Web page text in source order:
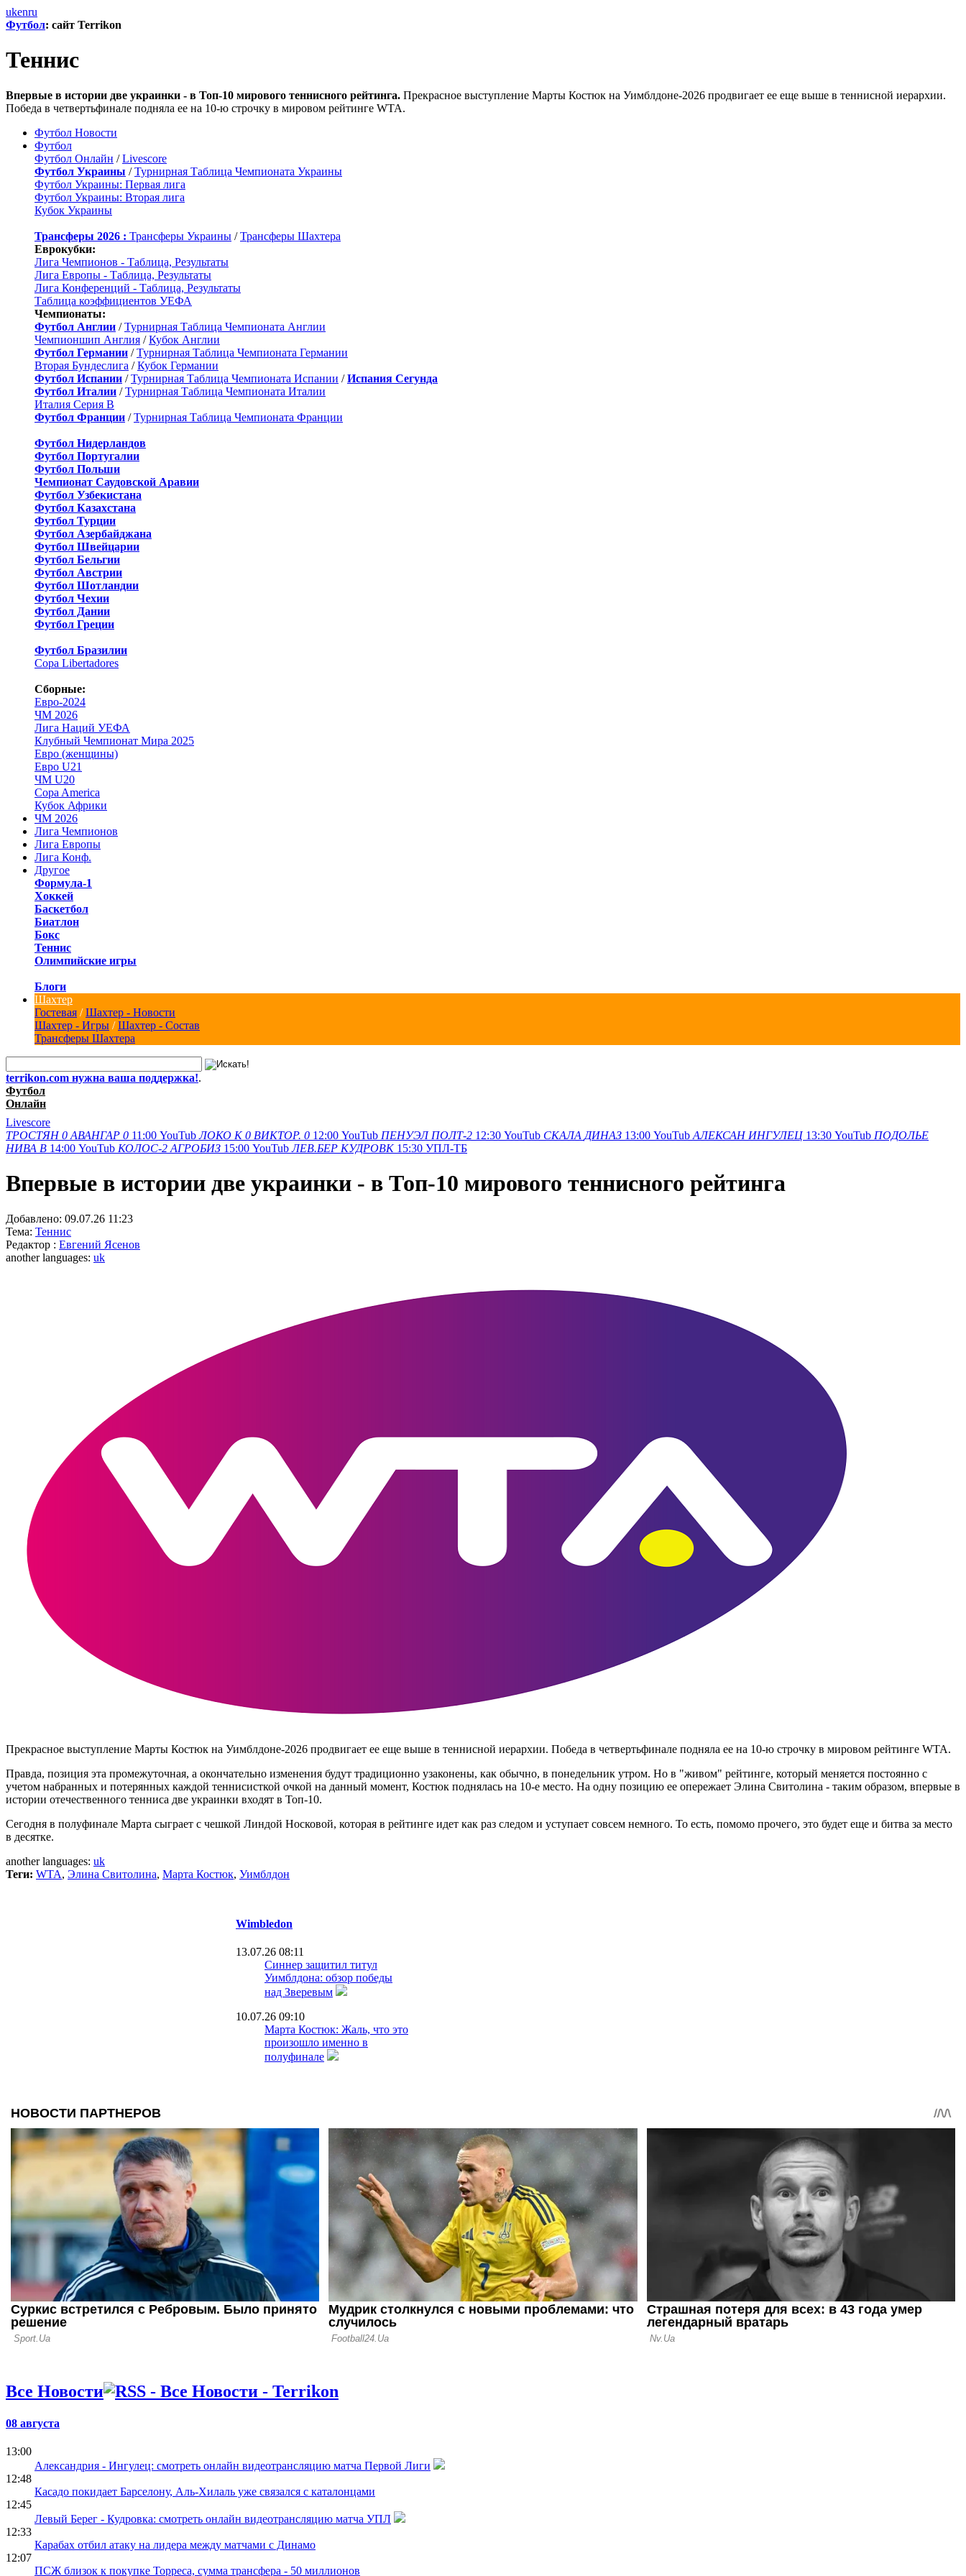
ukenru
Футбол: сайт Terrikon
Теннис
Впервые в истории две украинки - в Топ-10 мирового теннисного рейтинга. Прекрасное выступление Марты Костюк на Уимблдоне-2026 продвигает ее еще выше в теннисной иерархии.
Победа в четвертьфинале подняла ее на 10-ю строчку в мировом рейтинге WTA.
Футбол Новости
Футбол
Футбол Онлайн /Livescore
Футбол Украины /Турнирная Таблица Чемпионата Украины
Футбол Украины: Первая лига
Футбол Украины: Вторая лига
Кубок Украины
Трансферы 2026 : Трансферы Украины /Трансферы Шахтера
Еврокубки:
Лига Чемпионов - Таблица, Результаты
Лига Европы - Таблица, Результаты
Лига Конференций - Таблица, Результаты
Таблица коэффициентов УЕФА
Чемпионаты:
Футбол Англии /Турнирная Таблица Чемпионата Англии
Чемпионшип Англия /Кубок Англии
Футбол Германии /Турнирная Таблица Чемпионата Германии
Вторая Бундеслига /Кубок Германии
Футбол Испании /Турнирная Таблица Чемпионата Испании /Испания Сегунда
Футбол Италии /Турнирная Таблица Чемпионата Италии
Италия Серия B
Футбол Франции /Турнирная Таблица Чемпионата Франции
Футбол Нидерландов
Футбол Португалии
Футбол Польши
Чемпионат Саудовской Аравии
Футбол Узбекистана
Футбол Казахстана
Футбол Турции
Футбол Азербайджана
Футбол Швейцарии
Футбол Бельгии
Футбол Австрии
Футбол Шотландии
Футбол Чехии
Футбол Дании
Футбол Греции
Футбол Бразилии
Copa Libertadores
Сборные:
Евро-2024
ЧМ 2026
Лига Наций УЕФА
Клубный Чемпионат Мира 2025
Евро (женщины)
Евро U21
ЧМ U20
Copa America
Кубок Африки
ЧМ 2026
Лига Чемпионов
Лига Европы
Лига Конф.
Другое
Формула-1
Хоккей
Баскетбол
Биатлон
Бокс
Теннис
Олимпийские игры
Блоги
Шахтер
Гостевая /Шахтер - Новости
Шахтер - Игры /Шахтер - Состав
Трансферы Шахтера
terrikon.com нужна ваша поддержка!.
Футбол
Онлайн
Livescore
ТРОСТЯН 0 АВАНГАР 0 11:00 YouTub ЛОКО К 0 ВИКТОР. 0 12:00 YouTub ПЕНУЭЛ ПОЛТ-2 12:30 YouTub СКАЛА ДИНАЗ 13:00 YouTub АЛЕКСАН ИНГУЛЕЦ 13:30 YouTub ПОДОЛЬЕ
НИВА В 14:00 YouTub КОЛОС-2 АГРОБИЗ 15:00 YouTub ЛЕВ.БЕР КУДРОВК 15:30 УПЛ-ТБ
Впервые в истории две украинки - в Топ-10 мирового теннисного рейтинга
Добавлено: 09.07.26 11:23
Тема: Теннис
Редактор : Евгений Ясенов
another languages: uk
Прекрасное выступление Марты Костюк на Уимблдоне-2026 продвигает ее еще выше в теннисной иерархии. Победа в четвертьфинале подняла ее на 10-ю строчку в мировом рейтинге WTA.
Правда, позиция эта промежуточная, а окончательно изменения будут традиционно узаконены, как обычно, в понедельник утром. Но в "живом" рейтинге, который меняется постоянно с
учетом набранных и потерянных каждой теннисисткой очкой на данный момент, Костюк поднялась на 10-е место. На одну позицию ее опережает Элина Свитолина - таким образом, впервые в
истории отечественного тенниса две украинки входят в Топ-10.
Сегодня в полуфинале Марта сыграет с чешкой Линдой Носковой, которая в рейтинге идет как раз следом и уступает совсем немного. То есть, помомо прочего, это будет еще и битва за место
в десятке.
another languages: uk
Теги: WTA, Элина Свитолина, Марта Костюк, Уимблдон
Wimbledon
13.07.26 08:11
Синнер защитил титул
Уимблдона: обзор победы
над Зверевым
10.07.26 09:10
Марта Костюк: Жаль, что это
произошло именно в
полуфинале
рейтинга
09.07.26 08:51
Сегодня Марта Костюк
может стать финалисткой
Уимблдона
08.07.26 17:29
Марта Костюк впервые в
карьере вышла в полуфинал
Все Новости
08 августа
13:00
Александрия - Ингулец: смотреть онлайн видеотрансляцию матча Первой Лиги
12:48
Касадо покидает Барселону, Аль-Хилаль уже связался с каталонцами
12:45
Левый Берег - Кудровка: смотреть онлайн видеотрансляцию матча УПЛ
12:33
Карабах отбил атаку на лидера между матчами с Динамо
12:07
ПСЖ близок к покупке Торреса, сумма трансфера - 50 миллионов